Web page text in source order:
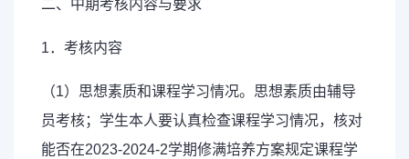
二、中期考核内容与要求
1．考核内容
（1）思想素质和课程学习情况。思想素质由辅导
员考核；学生本人要认真检查课程学习情况，核对
能否在2023-2024-2学期修满培养方案规定课程学